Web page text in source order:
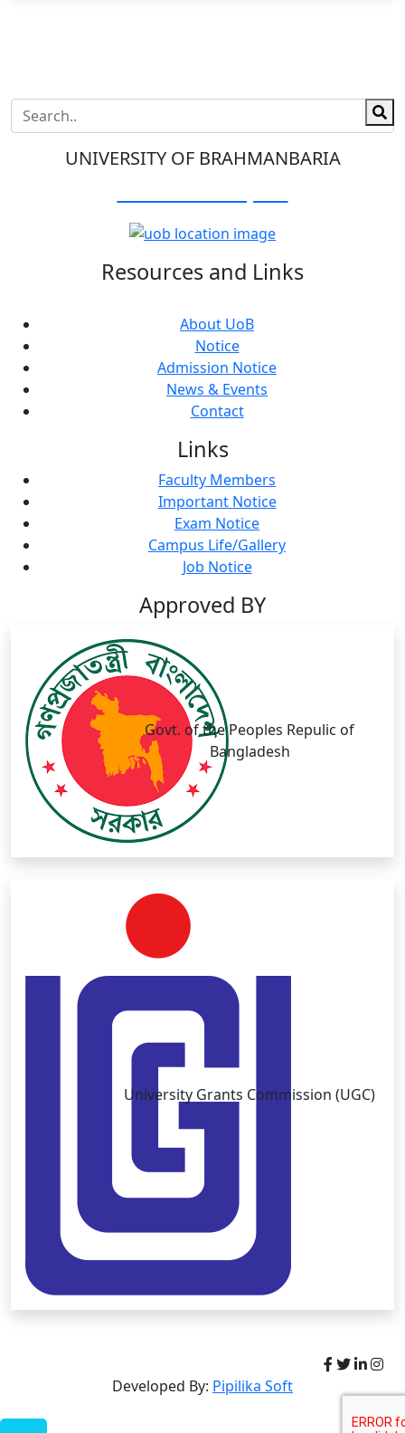
UNIVERSITY OF BRAHMANBARIA
Resources and Links
About UoB
Notice
Admission Notice
News & Events
Contact
Links
Faculty Members
Important Notice
Exam Notice
Campus Life/Gallery
Job Notice
Approved BY
Govt. of the Peoples Repulic of
Bangladesh
University Grants Commission (UGC)
Developed By: Pipilika Soft